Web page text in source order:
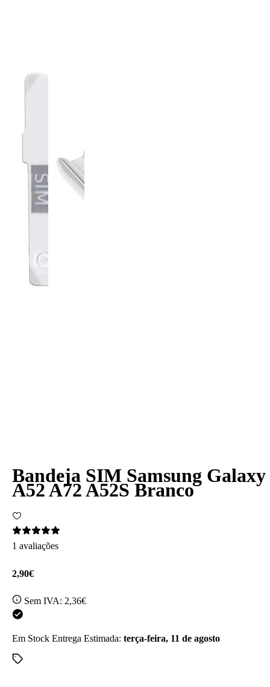
Bandeja SIM Samsung Galaxy
A52 A72 A52S Branco
1 avaliações
2,90€
Sem IVA: 2,36€
Em Stock Entrega Estimada: terça-feira, 11 de agosto